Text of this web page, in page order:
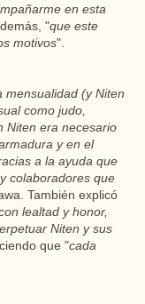
en esta
"que este
motivos".
mensualidad (y Niten
como judo,
Niten era necesario
y en el
a la ayuda que
colaboradores que
También explicó
lealtad y honor,
Niten y sus
que "cada